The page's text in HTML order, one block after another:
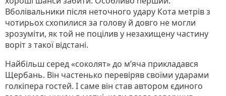
Вболівальники після неточного удару Кота метрів з
чотирьох схопилися за голову й довго не могли
зрозуміти, як той не поцілив у незахищену частину
воріт з такої відстані.
Найбільш серед «соколят» до м’яча прикладався
Щербань. Він частенько перевіряв своїми ударами
голкіпера гостей. І саме він став автором єдиного